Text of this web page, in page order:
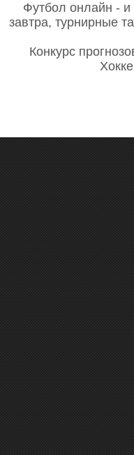
Футбол онлайн - и
завтра, турнирные
Конкурс